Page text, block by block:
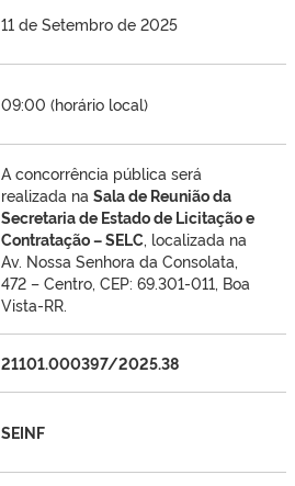
11 de Setembro de 2025
09:00 (horário local)
A concorrência pública será
realizada na Sala de Reunião da
Secretaria de Estado de Licitação e
Contratação – SELC, localizada na
Av. Nossa Senhora da Consolata,
472 – Centro, CEP: 69.301-011, Boa
Vista-RR.
21101.000397/2025.38
SEINF